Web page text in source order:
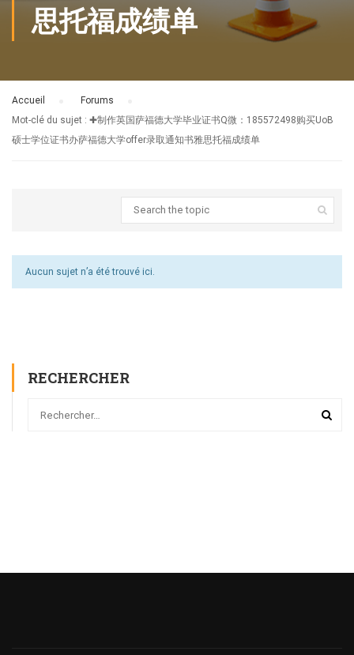
思托福成绩单
Accueil Forums
Mot-clé du sujet : ✚制作英国萨福德大学毕业证书Q微：185572498购买UoB
硕士学位证书办萨福德大学offer录取通知书雅思托福成绩单
Aucun sujet n’a été trouvé ici.
RECHERCHER